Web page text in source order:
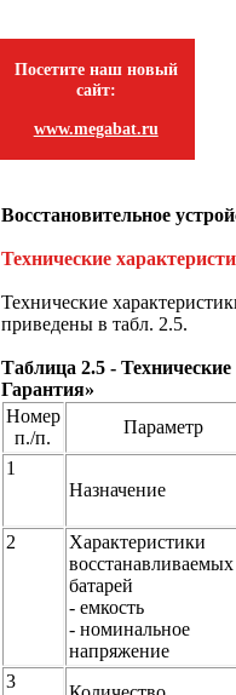
Посетите наш новый
сайт:
www.megabat.ru
Восстановительное
Технические
Технические
приведены в табл. 2.5.
Таблица 2.5 -
Гарантия»
Номер
п./п.
Параметр
1
Назначение
2
Характеристики
восстанавливаемых
батарей
- емкость
- номинальное
напряжение
3